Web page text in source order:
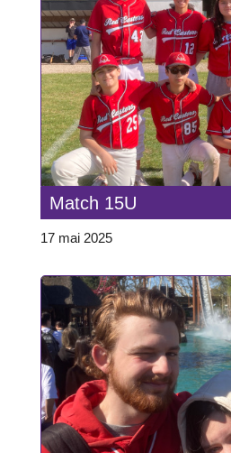
Match 15U
17 mai 2025